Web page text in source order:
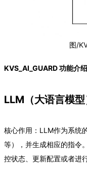
图/
KVS_AI_GUARD 功能介绍
LLM（大语言模型
核心作用：LLM作为系统
等），并生成相应的指令
控状态、更新配置或者进